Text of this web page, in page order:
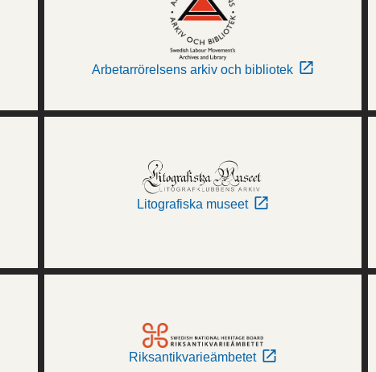
Arbetarrörelsens arkiv och bibliotek
Litografiska museet
Riksantikvarieämbetet